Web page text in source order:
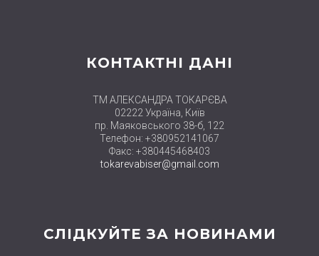
КОНТАКТНІ ДАНІ
ТМ АЛЕКСАНДРА ТОКАРЄВА
02222 Україна, Київ
пр. Маяковського 38-б, 122
Телефон: +380952141067
Факс: +380445468403
tokarevabiser@gmail.com
СЛІДКУЙТЕ ЗА НОВИНАМИ